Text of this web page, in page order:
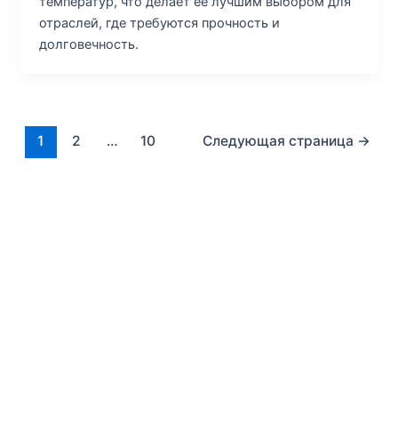
отраслей, где требуются прочность и
долговечность.
1 2 … 10 Следующая страница →